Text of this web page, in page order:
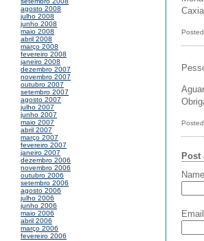
agosto 2008
julho 2008
junho 2008
maio 2008
abril 2008
março 2008
fevereiro 2008
janeiro 2008
dezembro 2007
novembro 2007
outubro 2007
setembro 2007
agosto 2007
julho 2007
junho 2007
maio 2007
abril 2007
março 2007
fevereiro 2007
janeiro 2007
dezembro 2006
novembro 2006
outubro 2006
setembro 2006
agosto 2006
julho 2006
junho 2006
maio 2006
abril 2006
março 2006
fevereiro 2006
Post